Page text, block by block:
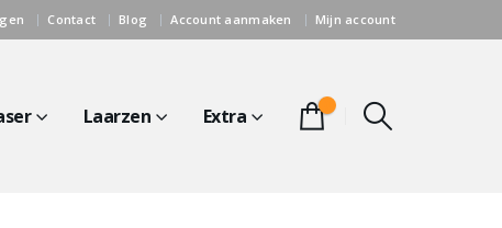
Contact Blog Account aanmaken Mijn account
Laarzen Extra